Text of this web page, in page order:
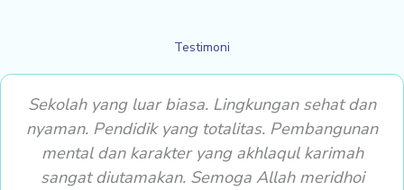
Testimoni
Sekolah yang luar biasa. Lingkungan sehat dan
nyaman. Pendidik yang totalitas. Pembangunan
mental dan karakter yang akhlaqul karimah
sangat diutamakan. Semoga Allah meridhoi